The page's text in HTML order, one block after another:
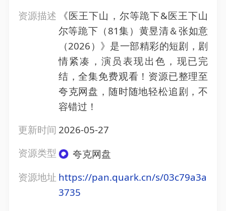
资源描述
《医王下山，尔等跪下&医王下山
尔等跪下（81集）黄昱清＆张如意
（2026）》是一部精彩的短剧，剧
情紧凑，演员表现出色，现已完
结，全集免费观看！资源已整理至
夸克网盘，随时随地轻松追剧，不
容错过！
更新时间 2026-05-27
资源类型
夸克网盘
资源地址 https://pan.quark.cn/s/03c79a3a
3735